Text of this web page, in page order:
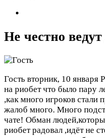
Не честно
Гость вторник, 10 января
на риобет что было пару
,как много игроков стали
жалоб много. Много
чате! Обман
риобет радовал ,идёт не